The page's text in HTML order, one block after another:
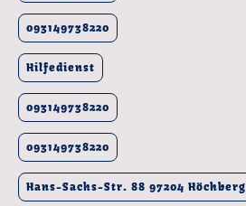
093149738220
Hilfedienst
093149738220
093149738220
Hans-Sachs-Str. 88 97204 Höchberg